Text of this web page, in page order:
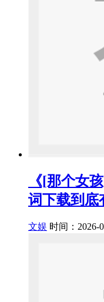
《[那个女
词下载到底
文娱 时间：2026-